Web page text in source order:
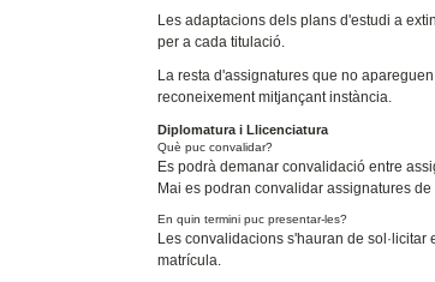
Les adaptacions dels plans d'estudi a
per a cada titulació.
La resta d'assignatures que no
reconeixement mitjançant instància.
Diplomatura i Llicenciatura
Què puc convalidar?
Es podrà demanar convalidació entre
Mai es podran convalidar assignatures
En quin termini puc presentar-les?
Les convalidacions s'hauran de
matrícula.